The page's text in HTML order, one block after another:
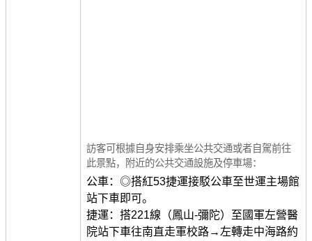
訪客可根據自身安排乘坐公共交通或者自駕前往
此景點，附近的公共交通設施及停車場：
公車：◎搭紅53捷運接駁公車至世運主場館
站下車即可。
捷運：搭221線（鳳山-彌陀）至國軍左營醫
院站下車往南直走軍校路→左轉走中海路約